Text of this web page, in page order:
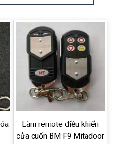
Làm remote điều khiển
cửa cuốn BM F9 Mitadoor